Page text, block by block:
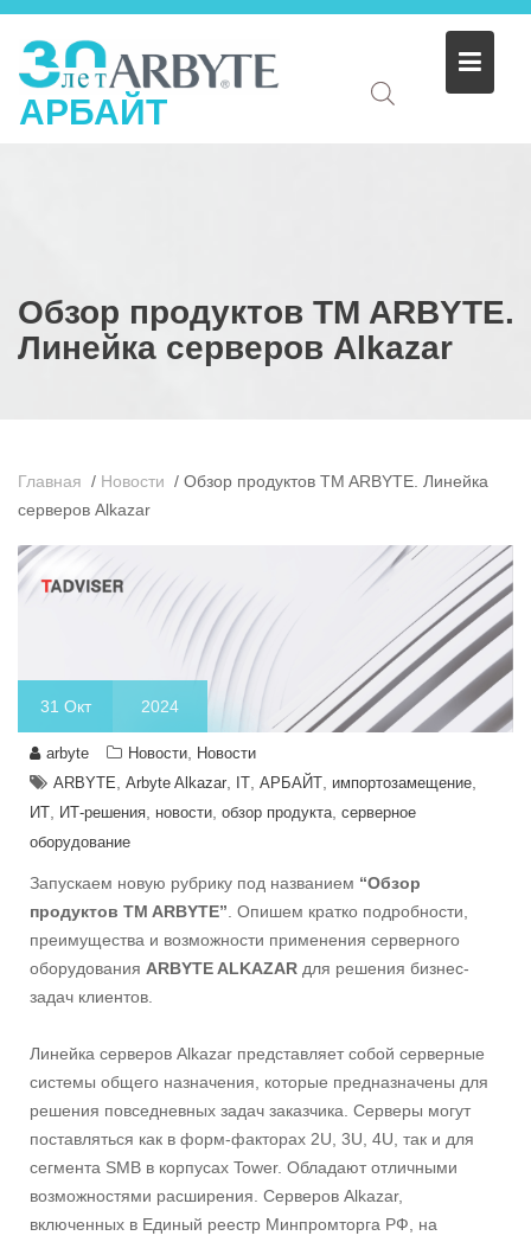
АРБАЙТ
Обзор продуктов TM ARBYTE.
Линейка серверов Alkazar
Главная / Новости / Обзор продуктов TM ARBYTE. Линейка
серверов Alkazar
31 Окт 2024
arbyte Новости, Новости
ARBYTE, Arbyte Alkazar, IT, АРБАЙТ, импортозамещение,
ИТ, ИТ-решения, новости, обзор продукта, серверное
оборудование
Запускаем новую рубрику под названием “Обзор
продуктов TM ARBYTE”. Опишем кратко подробности,
преимущества и возможности применения серверного
оборудования ARBYTE ALKAZAR для решения бизнес-
задач клиентов.
Линейка серверов Alkazar представляет собой серверные
системы общего назначения, которые предназначены для
решения повседневных задач заказчика. Серверы могут
поставляться как в форм-факторах 2U, 3U, 4U, так и для
сегмента SMB в корпусах Tower. Обладают отличными
возможностями расширения. Серверов Alkazar,
включенных в Единый реестр Минпромторга РФ, на